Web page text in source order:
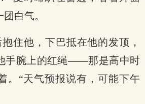
白气。
住他，下巴抵在他的发顶，
手腕上的红绳——那是高中时
。“天气预报说有，可能下午